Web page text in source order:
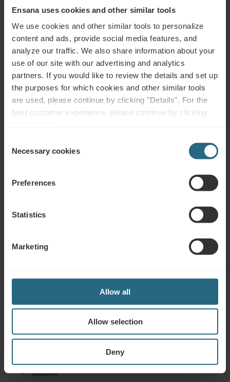
Ensana uses cookies and other similar tools
We use cookies and other similar tools to personalize
content and ads, provide social media features, and
analyze our traffic. We also share information about your
use of our site with our advertising and analytics
partners. If you would like to review the details and set up
the purposes for which cookies and other similar tools
are used, please continue by clicking "Details". For the
best customer experience, please continue by clicking
Selection
Necessary cookies
Preferences
Statistics
Marketing
Allow all
Allow selection
Deny
Prysznic lub wanna
Jedna umywalka
WC w łazience
Lustro kosmetyczne
Przybory toaletowe
Szlafrok
Zestaw do szycia
Usługi
USŁUGI WLICZONE W CENĘ
Budzenie